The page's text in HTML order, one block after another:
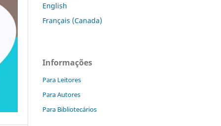
English
Français (Canada)
Informações
Para Leitores
Para Autores
Para Bibliotecários